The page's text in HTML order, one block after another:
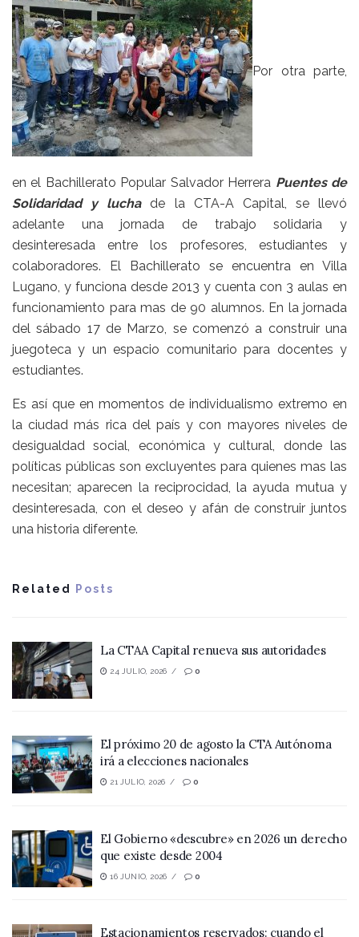
Por otra parte,
en el Bachillerato Popular Salvador Herrera Puentes de
Solidaridad y luchade la CTA-A Capital, se llevó
adelante una jornada de trabajo solidaria y
desinteresada entre los profesores, estudiantes y
colaboradores. El Bachillerato se encuentra en Villa
Lugano, y funciona desde 2013 y cuenta con 3 aulas en
funcionamiento para mas de 90 alumnos. En la jornada
del sábado 17 de Marzo, se comenzó a construir una
juegoteca y un espacio comunitario para docentes y
estudiantes.
Es así que en momentos de individualismo extremo en
la ciudad más rica del país y con mayores niveles de
desigualdad social, económica y cultural, donde las
políticas públicas son excluyentes para quienes mas las
necesitan; aparecen la reciprocidad, la ayuda mutua y
desinteresada, con el deseo y afán de construir juntos
una historia diferente.
Related Posts
La CTAA Capital renueva sus autoridades
24 JULIO, 2026 0
El próximo 20 de agosto la CTA Autónoma
irá a elecciones nacionales
21 JULIO, 2026 0
El Gobierno «descubre» en 2026 un derecho
que existe desde 2004
16 JUNIO, 2026 0
Estacionamientos reservados: cuando el